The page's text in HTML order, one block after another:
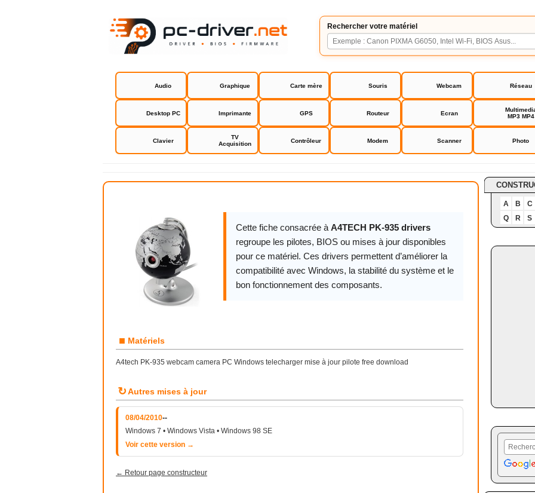
Rechercher votre matériel
Audio Graphique Carte mère Souris Webcam Réseau
Desktop PC Imprimante GPS Routeur Ecran
MP3 MP4
Clavier
TV
Acquisition
Contrôleur Modem Scanner Photo
A4TECH PK-935 drivers
Cette fiche consacrée à A4TECH PK-935 drivers
regroupe les pilotes, BIOS ou mises à jour disponibles
pour ce matériel. Ces drivers permettent d’améliorer la
compatibilité avec Windows, la stabilité du système et le
bon fonctionnement des composants.
■ Matériels
A4tech PK-935 webcam camera PC Windows telecharger mise à jour pilote free download
↻Autres mises à jour
08/04/2010--
Windows 7 • Windows Vista • Windows 98 SE
Voir cette version →
← Retour page constructeur
A B
C
Q
R S